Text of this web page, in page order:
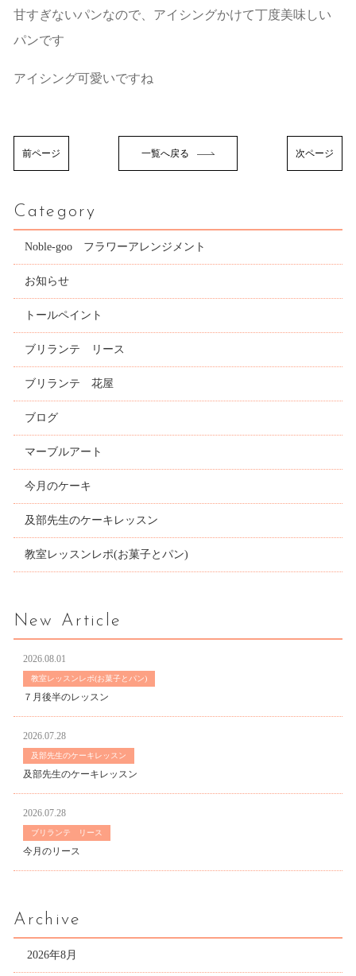
甘すぎないパンなので、アイシングかけて丁度美味しい
パンです
アイシング可愛いですね
前ページ 一覧へ戻る 次ページ
Category
Noble-goo フラワーアレンジメント
お知らせ
トールペイント
ブリランテ リース
ブリランテ 花屋
ブログ
マーブルアート
今月のケーキ
及部先生のケーキレッスン
教室レッスンレポ(お菓子とパン)
New Article
2026.08.01
教室レッスンレポ(お菓子とパン)
７月後半のレッスン
2026.07.28
及部先生のケーキレッスン
及部先生のケーキレッスン
2026.07.28
ブリランテ リース
今月のリース
Archive
2026年8月